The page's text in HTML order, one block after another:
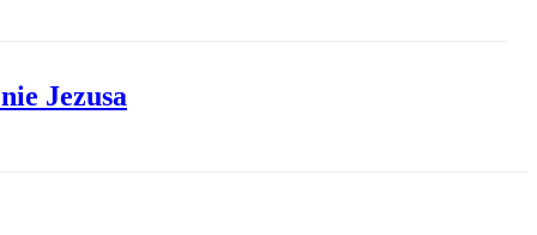
Jezusa